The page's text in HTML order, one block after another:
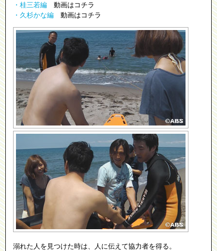
・桂三若編動画はコチラ
・久杉かな編動画はコチラ
溺れた人を見つけた時は、人に伝えて協力者を得る。